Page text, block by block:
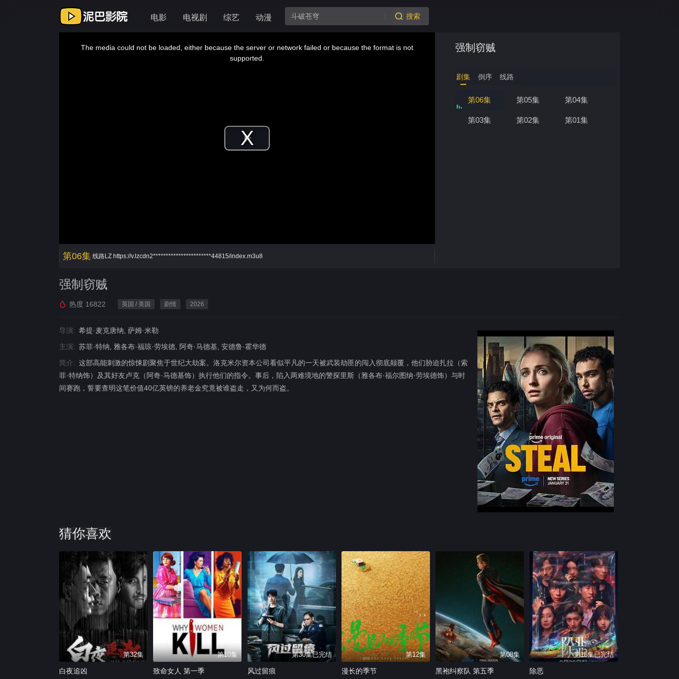
电影 电视剧 综艺 动漫 搜索
Play
The media could not be loaded, either because the server or network failed or because the format is not
supported.
第06集 线路LZ https://v.lzcdn2***********************44815/index.m3u8
强制窃贼
剧集 倒序 线路
第06集 第05集 第04集
第03集 第02集 第01集
强制窃贼
热度 16822 英国 / 美国 剧情 2026
导演: 希提·麦克唐纳, 萨姆·米勒
主演: 苏菲·特纳, 雅各布·福琼·劳埃德, 阿奇·马德基, 安德鲁·霍华德
简介: 这部高能刺激的惊悚剧聚焦于世纪大劫案。洛克米尔资本公司看似平凡的一天被武装劫匪的闯入彻底颠覆，他们胁迫扎拉（索
菲·特纳饰）及其好友卢克（阿奇·马德基饰）执行他们的指令。事后，陷入两难境地的警探里斯（雅各布·福尔图纳·劳埃德饰）与时
间赛跑，誓要查明这笔价值40亿英镑的养老金究竟被谁盗走，又为何而盗。
猜你喜欢
第32集
白夜追凶
第10集
致命女人 第一季
第30集已完结
风过留痕
第12集
漫长的季节
第08集
黑袍纠察队 第五季
第16集已完结
除恶